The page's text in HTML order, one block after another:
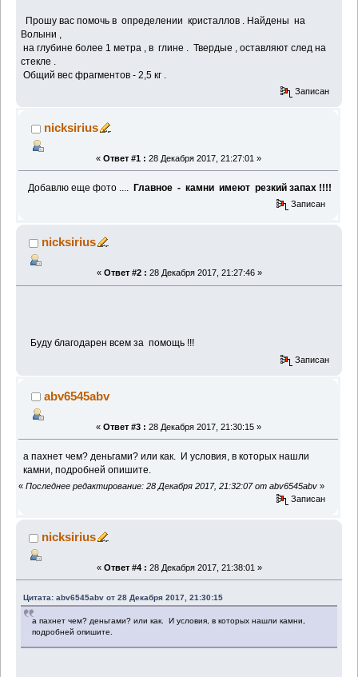
Прошу вас помочь в определении кристаллов . Найдены на
Волыни ,
на глубине более 1 метра , в глине . Твердые , оставляют след на
стекле .
Общий вес фрагментов - 2,5 кг .
Записан
nicksirius
« Ответ #1 : 28 Декабря 2017, 21:27:01 »
Добавлю еще фото .... Главное - камни имеют резкий запах !!!!
Записан
nicksirius
« Ответ #2 : 28 Декабря 2017, 21:27:46 »
Буду благодарен всем за помощь !!!
Записан
abv6545abv
« Ответ #3 : 28 Декабря 2017, 21:30:15 »
а пахнет чем? деньгами? или как. И условия, в которых нашли
камни, подробней опишите.
« Последнее редактирование: 28 Декабря 2017, 21:32:07 от abv6545abv »
Записан
nicksirius
« Ответ #4 : 28 Декабря 2017, 21:38:01 »
Цитата: abv6545abv от 28 Декабря 2017, 21:30:15
а пахнет чем? деньгами? или как. И условия, в которых нашли камни,
подробней опишите.